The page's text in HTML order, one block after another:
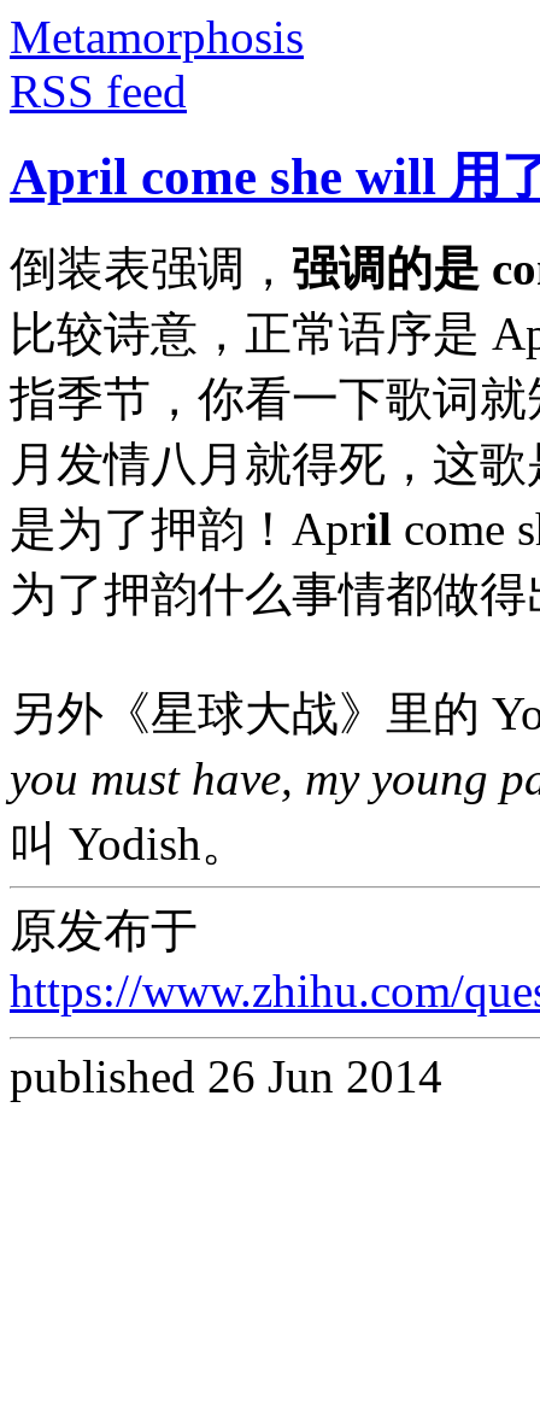
Metamorphosis
RSS feed
April come she will 用
倒装表强调， 强调的是
比较诗意，正常语序是
指季节，你看一下歌词
月发情八月就得死，这
是为了押韵！April come
为了押韵什么事情都做
另外《星球大战》里的
you must have, my young
叫 Yodish。
原发布于
https://www.zhihu.com/
published 26 Jun 2014